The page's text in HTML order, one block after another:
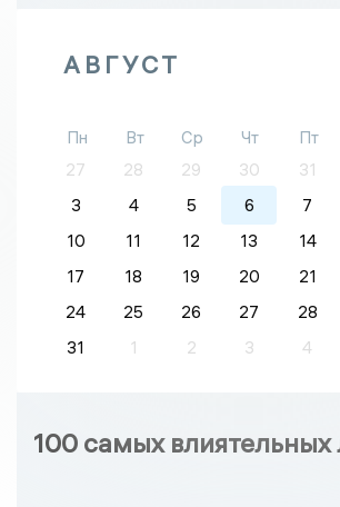
АВГУСТ
Пн Вт Ср Чт Пт
27
28 29 30 31
3
4 5 6 7
10
11 12 13 14
17
18 19 20 21
24
25 26 27 28
31
1 2 3 4
100 самых